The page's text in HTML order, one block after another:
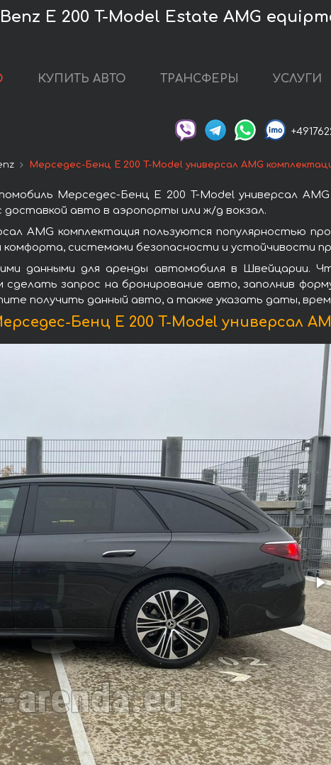
E 200 T-Model Estate AMG
КУПИТЬ АВТО ТРАНСФЕРЫ УСЛУГИ
Мерседес-Бенц E 200 T-Model универсал AMG
Мерседес-Бенц E 200 T-Model универсал
авто в аэропорты или ж/д вокзал.
AMG комплектация пользуются популярностью
системами безопасности и устойчивости
данными для аренды автомобиля в Швейцарии.
запрос на бронирование авто, заполнив
получить данный авто, а также указать даты,
Бенц E 200 T-Model универсал